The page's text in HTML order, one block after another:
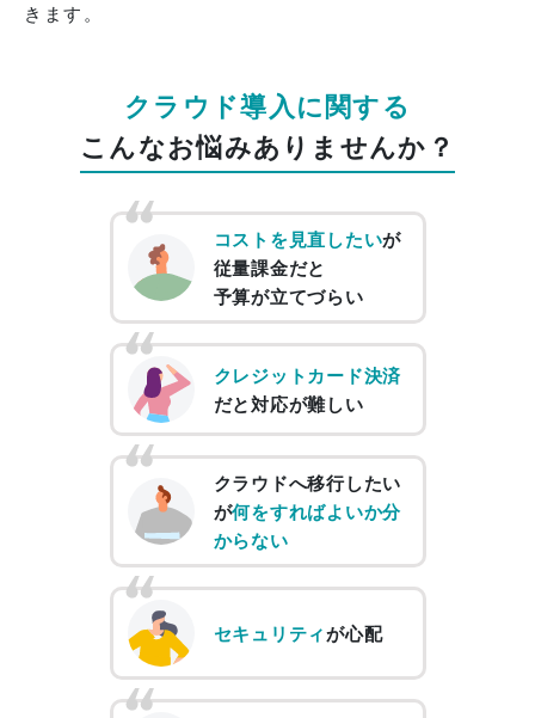
きます。
クラウド導入に関する
こんなお悩みありませんか？
コストを見直したいが
従量課⾦だと
予算が立てづらい
クレジットカード決済
だと対応が難しい
クラウドへ移⾏したい
が何をすればよいか分
からない
セキュリティが心配